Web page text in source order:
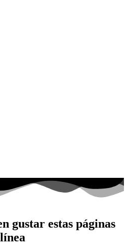
gustar estas páginas